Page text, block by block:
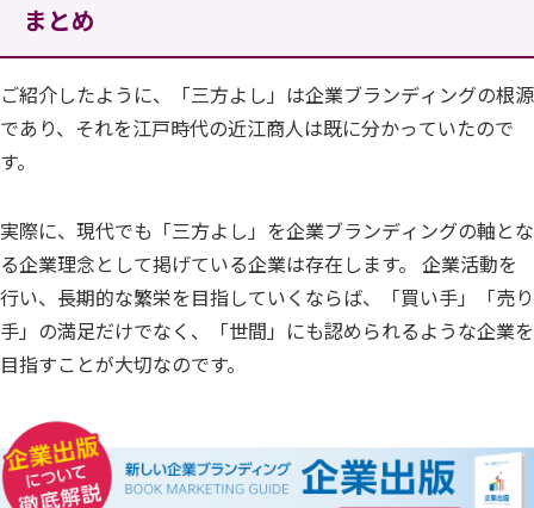
まとめ
ご紹介したように、「三方よし」は企業ブランディングの根源
であり、それを江戸時代の近江商人は既に分かっていたので
す。
実際に、現代でも「三方よし」を企業ブランディングの軸とな
る企業理念として掲げている企業は存在します。 企業活動を
行い、長期的な繁栄を目指していくならば、「買い手」「売り
手」の満足だけでなく、「世間」にも認められるような企業を
目指すことが大切なのです。